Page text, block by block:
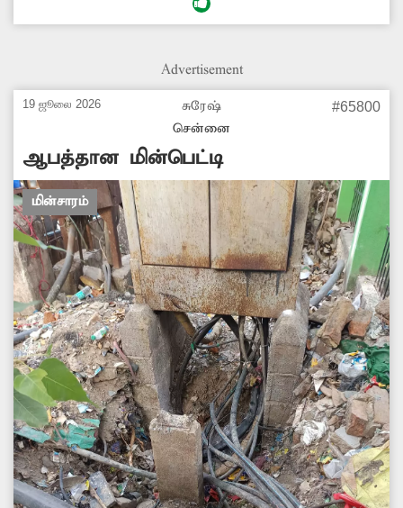
காணப்படுகிறது. இதனால் சாலையில் செல்லும்
செல்கின்றனர். சம்பந்தப்பட்ட மின்வாரிய
எடுக்கவேண்டும்.
Advertisement
19 ஜூலை 2026
சுரேஷ்
சென்னை
#65800
ஆபத்தான மின்பெட்டி
மின்சாரம்